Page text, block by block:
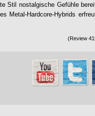
Stil nostalgische Gefühle
Metal-Hardcore-Hybrids
(Review